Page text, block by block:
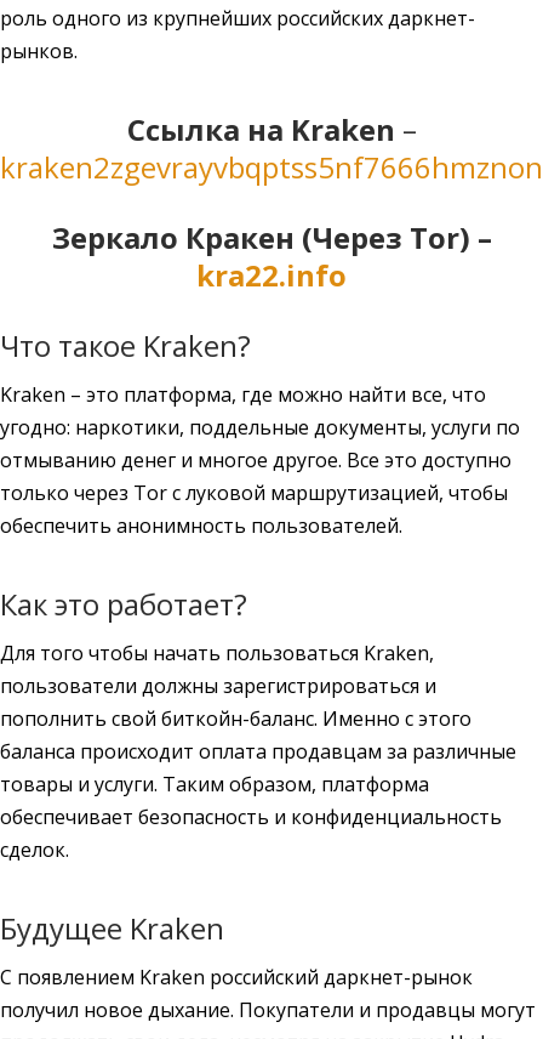
роль одного из крупнейших российских даркнет-
рынков.
Cсылка на Kraken –
Зеркало Кракен (Через Tor) –
kra22.info
Что такое Kraken?
Kraken – это платформа, где можно найти все, что
угодно: наркотики, поддельные документы, услуги по
отмыванию денег и многое другое. Все это доступно
только через Tor с луковой маршрутизацией, чтобы
обеспечить анонимность пользователей.
Как это работает?
Для того чтобы начать пользоваться Kraken,
пользователи должны зарегистрироваться и
пополнить свой биткойн-баланс. Именно с этого
баланса происходит оплата продавцам за различные
товары и услуги. Таким образом, платформа
обеспечивает безопасность и конфиденциальность
сделок.
Будущее Kraken
С появлением Kraken российский даркнет-рынок
получил новое дыхание. Покупатели и продавцы могут